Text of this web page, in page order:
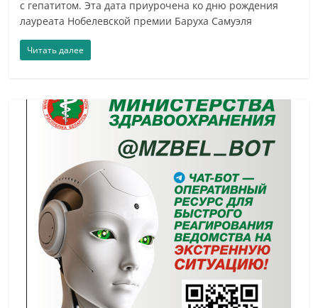
с гепатитом. Эта дата приурочена ко дню рождения
лауреата Нобелевской премии Баруха Самуэля
Читать далее